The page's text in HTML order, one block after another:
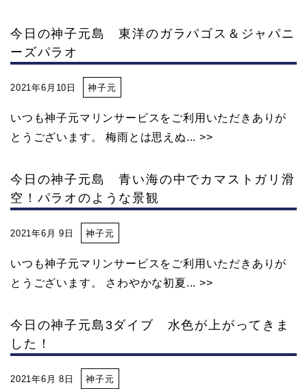
今日の神子元島 東洋のガラパゴス＆ジャパニ
ーズパラオ
2021年6月10日 神子元
いつも神子元マリンサービスをご利用いただきありが
とうございます。 梅雨とは思えぬ... >>
今日の神子元島 青い海の中でカマストガリ滑
空！パラオのような景観
2021年6月 9日 神子元
いつも神子元マリンサービスをご利用いただきありが
とうございます。 さわやかな初夏... >>
今日の神子元島3ダイブ 水色が上がってきま
した！
2021年6月 8日 神子元